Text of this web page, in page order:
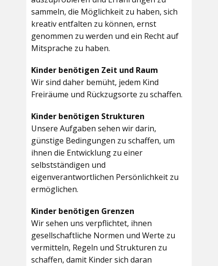
sammeln, die Möglichkeit zu haben, sich
kreativ entfalten zu können, ernst
genommen zu werden und ein Recht auf
Mitsprache zu haben.
Kinder benötigen Zeit und Raum
Wir sind daher bemüht, jedem Kind
Freiräume und Rückzugsorte zu schaffen.
Kinder benötigen Strukturen
Unsere Aufgaben sehen wir darin,
günstige Bedingungen zu schaffen, um
ihnen die Entwicklung zu einer
selbstständigen und
eigenverantwortlichen Persönlichkeit zu
ermöglichen.
Kinder benötigen Grenzen
Wir sehen uns verpflichtet, ihnen
gesellschaftliche Normen und Werte zu
vermitteln, Regeln und Strukturen zu
schaffen, damit Kinder sich daran